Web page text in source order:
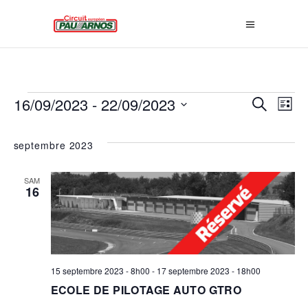
ÉVÈNEMENTS R
C
H
E
R
C
H
Recherche
N
A
V
I
G
Liste
16/09/2023 - 22/09/2023
une
septembre 2023
SAM
16
ECOLE DE PILOTAGE AUTO GTRO
15 septembre 2023 - 8h00 - 17 septembre 2023 - 18h00